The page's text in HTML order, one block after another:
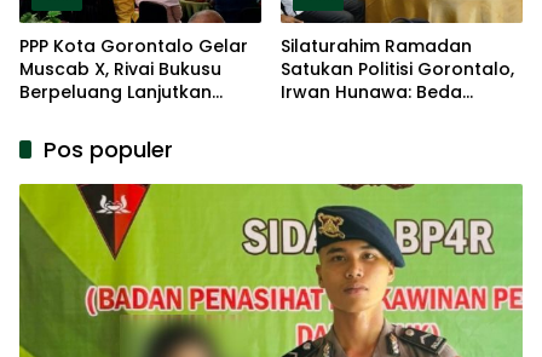
PPP Kota Gorontalo Gelar
Muscab X, Rivai Bukusu
Berpeluang Lanjutkan
Silaturahim Ramadan
Satukan Politisi Gorontalo,
Irwan Hunawa: Beda
Pos populer